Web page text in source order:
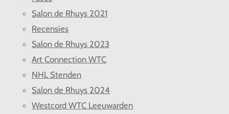
Salon de Rhuys 2021
Recensies
Salon de Rhuys 2023
Art Connection WTC
NHL Stenden
Salon de Rhuys 2024
Westcord WTC Leeuwarden